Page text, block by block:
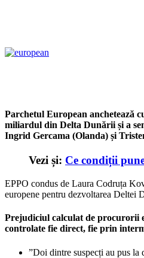
Parchetul European anchetează
miliardul din Delta Dunării și a
Ingrid Gercama (Olanda) și
Vezi și: Ce condiții
EPPO condus de Laura Codruța
europene pentru dezvoltarea Deltei
Prejudiciul calculat de procurorii
controlate fie direct, fie prin
”Doi dintre suspecți au pus